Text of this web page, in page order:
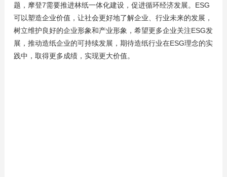
题，摩登7需要推进林纸一体化建设，促进循环经济发展。ESG
可以塑造企业价值，让社会更好地了解企业、行业未来的发展，
树立维护良好的企业形象和产业形象，希望更多企业关注ESG发
展，推动造纸企业的可持续发展，期待造纸行业在ESG理念的实
践中，取得更多成绩，实现更大价值。